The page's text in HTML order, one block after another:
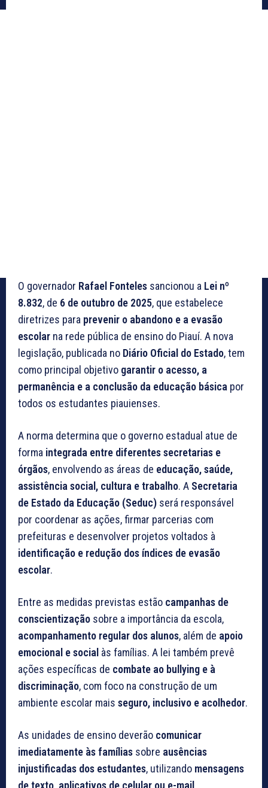
O governador Rafael Fonteles sancionou a Lei nº
8.832, de 6 de outubro de 2025, que estabelece
diretrizes para prevenir o abandono e a evasão
escolar na rede pública de ensino do Piauí. A nova
legislação, publicada no Diário Oficial do Estado, tem
como principal objetivo garantir o acesso, a
permanência e a conclusão da educação básica por
todos os estudantes piauienses.
A norma determina que o governo estadual atue de
forma integrada entre diferentes secretarias e
órgãos, envolvendo as áreas de educação, saúde,
assistência social, cultura e trabalho. A Secretaria
de Estado da Educação (Seduc) será responsável
por coordenar as ações, firmar parcerias com
prefeituras e desenvolver projetos voltados à
identificação e redução dos índices de evasão
escolar.
Entre as medidas previstas estão campanhas de
conscientização sobre a importância da escola,
acompanhamento regular dos alunos, além de apoio
emocional e social às famílias. A lei também prevê
ações específicas de combate ao bullying e à
discriminação, com foco na construção de um
ambiente escolar mais seguro, inclusivo e acolhedor.
As unidades de ensino deverão comunicar
imediatamente às famílias sobre ausências
injustificadas dos estudantes, utilizando mensagens
de texto, aplicativos de celular ou e-mail